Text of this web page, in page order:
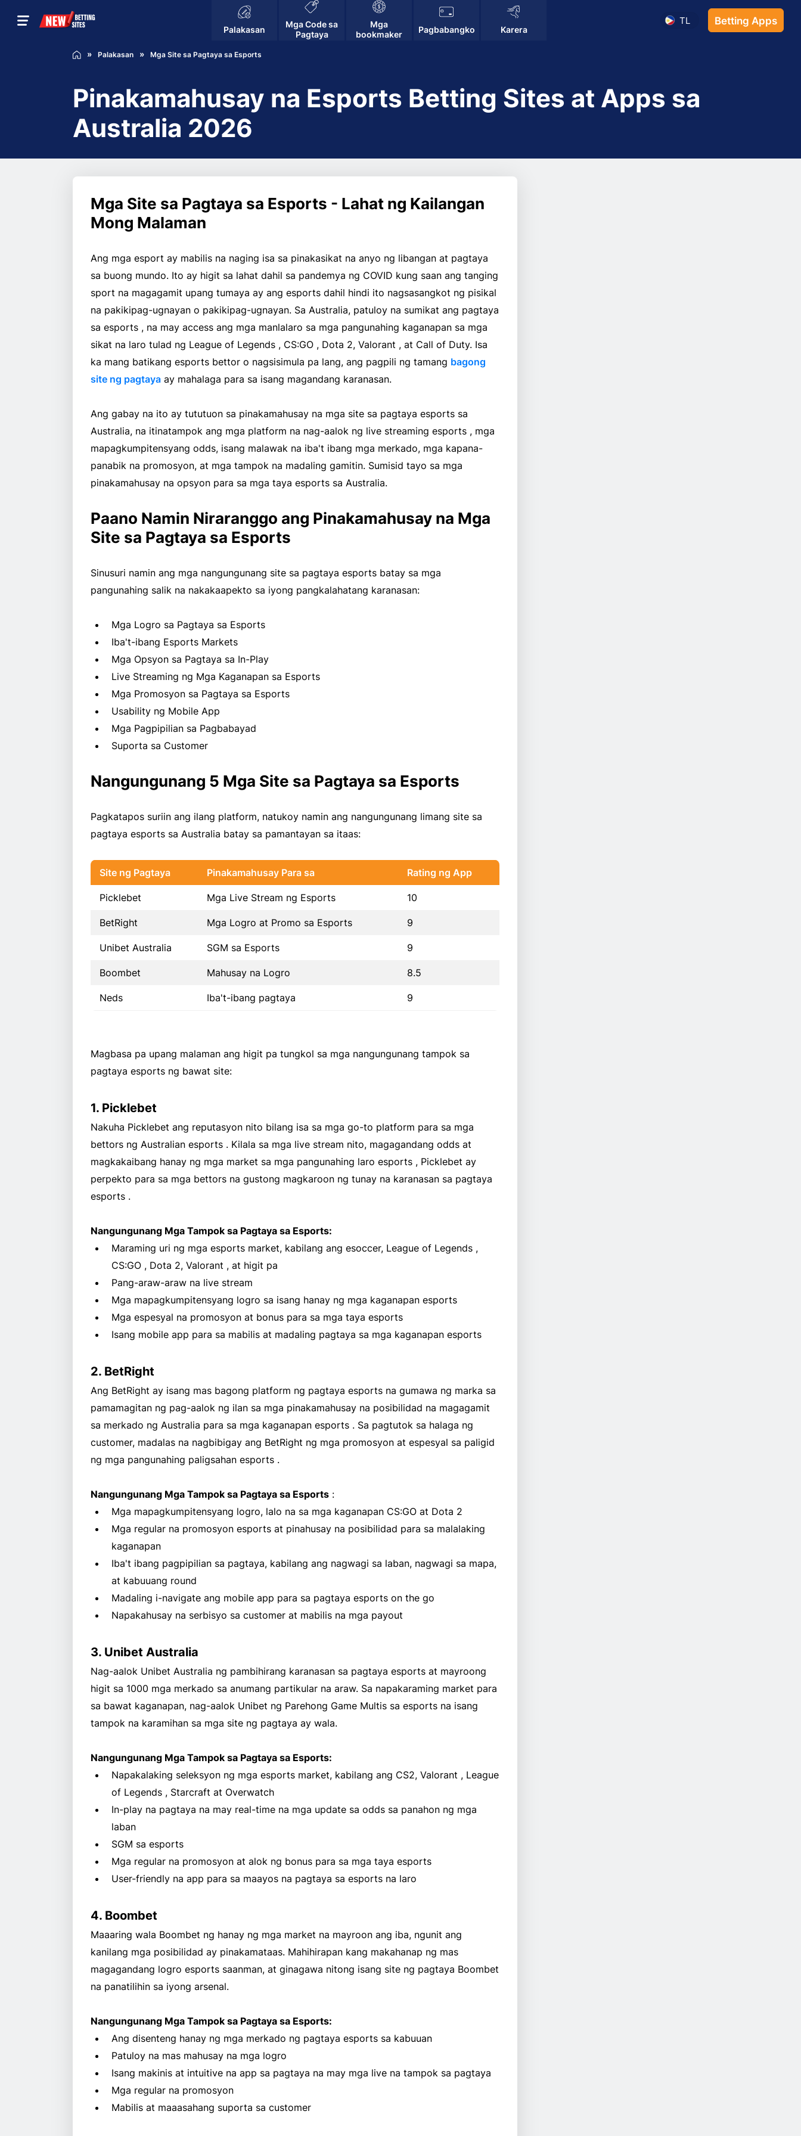
Palakasan
Mga Code sa
Pagtaya
Mga
bookmaker
Pagbabangko Karera
TL Betting Apps
Palakasan Mga Site sa Pagtaya sa Esports
Pinakamahusay na Esports Betting Sites at Apps sa
Australia 2026
Mga Site sa Pagtaya sa Esports - Lahat ng Kailangan
Mong Malaman
Ang mga esport ay mabilis na naging isa sa pinakasikat na anyo ng libangan at pagtaya
sa buong mundo. Ito ay higit sa lahat dahil sa pandemya ng COVID kung saan ang tanging
sport na magagamit upang tumaya ay ang esports dahil hindi ito nagsasangkot ng pisikal
na pakikipag-ugnayan o pakikipag-ugnayan. Sa Australia, patuloy na sumikat ang pagtaya
sa esports , na may access ang mga manlalaro sa mga pangunahing kaganapan sa mga
sikat na laro tulad ng League of Legends , CS:GO , Dota 2, Valorant , at Call of Duty. Isa
ka mang batikang esports bettor o nagsisimula pa lang, ang pagpili ng tamang bagong
site ng pagtaya ay mahalaga para sa isang magandang karanasan.
Ang gabay na ito ay tututuon sa pinakamahusay na mga site sa pagtaya esports sa
Australia, na itinatampok ang mga platform na nag-aalok ng live streaming esports , mga
mapagkumpitensyang odds, isang malawak na iba't ibang mga merkado, mga kapana-
panabik na promosyon, at mga tampok na madaling gamitin. Sumisid tayo sa mga
pinakamahusay na opsyon para sa mga taya esports sa Australia.
Paano Namin Niraranggo ang Pinakamahusay na Mga
Site sa Pagtaya sa Esports
Sinusuri namin ang mga nangungunang site sa pagtaya esports batay sa mga
pangunahing salik na nakakaapekto sa iyong pangkalahatang karanasan:
Mga Logro sa Pagtaya sa Esports
Iba't-ibang Esports Markets
Mga Opsyon sa Pagtaya sa In-Play
Live Streaming ng Mga Kaganapan sa Esports
Mga Promosyon sa Pagtaya sa Esports
Usability ng Mobile App
Mga Pagpipilian sa Pagbabayad
Suporta sa Customer
Nangungunang 5 Mga Site sa Pagtaya sa Esports
Pagkatapos suriin ang ilang platform, natukoy namin ang nangungunang limang site sa
pagtaya esports sa Australia batay sa pamantayan sa itaas:
Site ng Pagtaya Pinakamahusay Para sa Rating ng App
Picklebet Mga Live Stream ng Esports 10
BetRight Mga Logro at Promo sa Esports 9
Unibet Australia SGM sa Esports 9
Boombet Mahusay na Logro 8.5
Neds Iba't-ibang pagtaya 9
Magbasa pa upang malaman ang higit pa tungkol sa mga nangungunang tampok sa
pagtaya esports ng bawat site:
1. Picklebet
Nakuha Picklebet ang reputasyon nito bilang isa sa mga go-to platform para sa mga
bettors ng Australian esports . Kilala sa mga live stream nito, magagandang odds at
magkakaibang hanay ng mga market sa mga pangunahing laro esports , Picklebet ay
perpekto para sa mga bettors na gustong magkaroon ng tunay na karanasan sa pagtaya
esports .
Nangungunang Mga Tampok sa Pagtaya sa Esports:
Maraming uri ng mga esports market, kabilang ang esoccer, League of Legends ,
CS:GO , Dota 2, Valorant , at higit pa
Pang-araw-araw na live stream
Mga mapagkumpitensyang logro sa isang hanay ng mga kaganapan esports
Mga espesyal na promosyon at bonus para sa mga taya esports
Isang mobile app para sa mabilis at madaling pagtaya sa mga kaganapan esports
2. BetRight
Ang BetRight ay isang mas bagong platform ng pagtaya esports na gumawa ng marka sa
pamamagitan ng pag-aalok ng ilan sa mga pinakamahusay na posibilidad na magagamit
sa merkado ng Australia para sa mga kaganapan esports . Sa pagtutok sa halaga ng
customer, madalas na nagbibigay ang BetRight ng mga promosyon at espesyal sa paligid
ng mga pangunahing paligsahan esports .
Nangungunang Mga Tampok sa Pagtaya sa Esports :
Mga mapagkumpitensyang logro, lalo na sa mga kaganapan CS:GO at Dota 2
Mga regular na promosyon esports at pinahusay na posibilidad para sa malalaking
kaganapan
Iba't ibang pagpipilian sa pagtaya, kabilang ang nagwagi sa laban, nagwagi sa mapa,
at kabuuang round
Madaling i-navigate ang mobile app para sa pagtaya esports on the go
Napakahusay na serbisyo sa customer at mabilis na mga payout
3. Unibet Australia
Nag-aalok Unibet Australia ng pambihirang karanasan sa pagtaya esports at mayroong
higit sa 1000 mga merkado sa anumang partikular na araw. Sa napakaraming market para
sa bawat kaganapan, nag-aalok Unibet ng Parehong Game Multis sa esports na isang
tampok na karamihan sa mga site ng pagtaya ay wala.
Nangungunang Mga Tampok sa Pagtaya sa Esports:
Napakalaking seleksyon ng mga esports market, kabilang ang CS2, Valorant , League
of Legends , Starcraft at Overwatch
In-play na pagtaya na may real-time na mga update sa odds sa panahon ng mga
laban
SGM sa esports
Mga regular na promosyon at alok ng bonus para sa mga taya esports
User-friendly na app para sa maayos na pagtaya sa esports na laro
4. Boombet
Maaaring wala Boombet ng hanay ng mga market na mayroon ang iba, ngunit ang
kanilang mga posibilidad ay pinakamataas. Mahihirapan kang makahanap ng mas
magagandang logro esports saanman, at ginagawa nitong isang site ng pagtaya Boombet
na panatilihin sa iyong arsenal.
Nangungunang Mga Tampok sa Pagtaya sa Esports:
Ang disenteng hanay ng mga merkado ng pagtaya esports sa kabuuan
Patuloy na mas mahusay na mga logro
Isang makinis at intuitive na app sa pagtaya na may mga live na tampok sa pagtaya
Mga regular na promosyon
Mabilis at maaasahang suporta sa customer